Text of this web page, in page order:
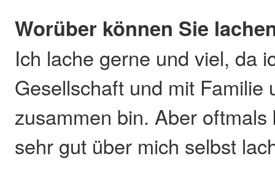
Worüber können Sie
Ich lache gerne und viel, da
Gesellschaft und mit Familie
zusammen bin. Aber
sehr gut über mich selbst